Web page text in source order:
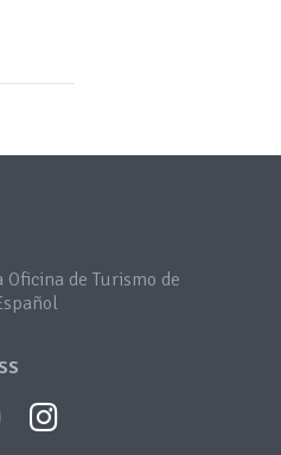
Oficina de Turismo de